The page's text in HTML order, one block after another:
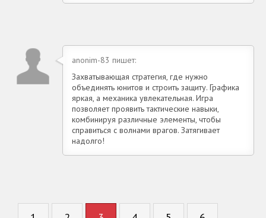
anonim-83 пишет:
Захватывающая стратегия, где нужно
объединять юнитов и строить защиту. Графика
яркая, а механика увлекательная. Игра
позволяет проявить тактические навыки,
комбинируя различные элементы, чтобы
справиться с волнами врагов. Затягивает
надолго!